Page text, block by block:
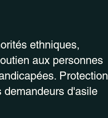
ethniques,
aux personnes
Protection
demandeurs d'asile